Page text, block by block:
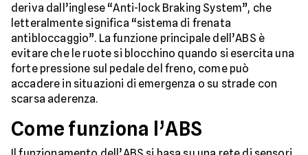
deriva dall’inglese “Anti-lock Braking System”, che
letteralmente significa “sistema di frenata
antibloccaggio”. La funzione principale dell’ABS è
evitare che le ruote si blocchino quando si esercita una
forte pressione sul pedale del freno, come può
accadere in situazioni di emergenza o su strade con
scarsa aderenza.
Come funziona l’ABS